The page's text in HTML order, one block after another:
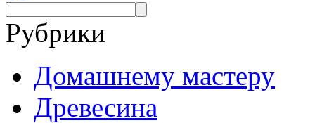
Рубрики
Домашнему мастеру
Древесина